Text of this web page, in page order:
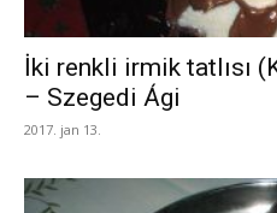
İki renkli irmik tatlısı
– Szegedi Ági
2017. jan 13.